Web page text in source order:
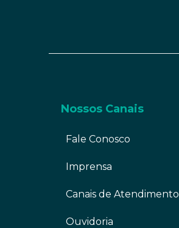
Nossos Canais
Fale Conosco
Imprensa
Canais de Atendimento
Ouvidoria